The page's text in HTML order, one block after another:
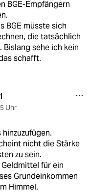
BGE-Empfängern
BGE müsste sich
die tatsächlich
Bislang sehe ich kein
schafft.
Uhr
nicht die Stärke
zu sein.
für ein
Grundeinkommen
Himmel.